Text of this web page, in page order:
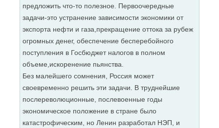
предложить что-то полезное. Первоочередные
задачи-это устранение зависимости экономики от
экспорта нефти и газа,прекращение оттока за рубеж
огромных денег, обеспечение бесперебойного
поступления в Госбюджет налогов в полном
объеме,искоренение пьянства.
Без малейшего сомнения, Россия может
своевременно решить эти задачи. В труднейшие
послереволюционные, послевоенные годы
экономическое положение в стране было
катастрофическим, но Ленин разработал НЭП, и